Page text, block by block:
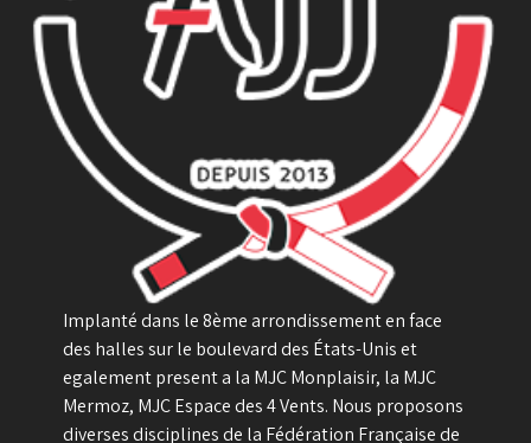
Implanté dans le 8ème arrondissement en face
des halles sur le boulevard des États-Unis et
egalement present a la MJC Monplaisir, la MJC
Mermoz, MJC Espace des 4 Vents. Nous proposons
diverses disciplines de la Fédération Française de